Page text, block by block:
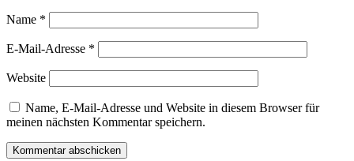
Name *
E-Mail-Adresse *
Website
Name, E-Mail-Adresse und Website in diesem Browser für
meinen nächsten Kommentar speichern.